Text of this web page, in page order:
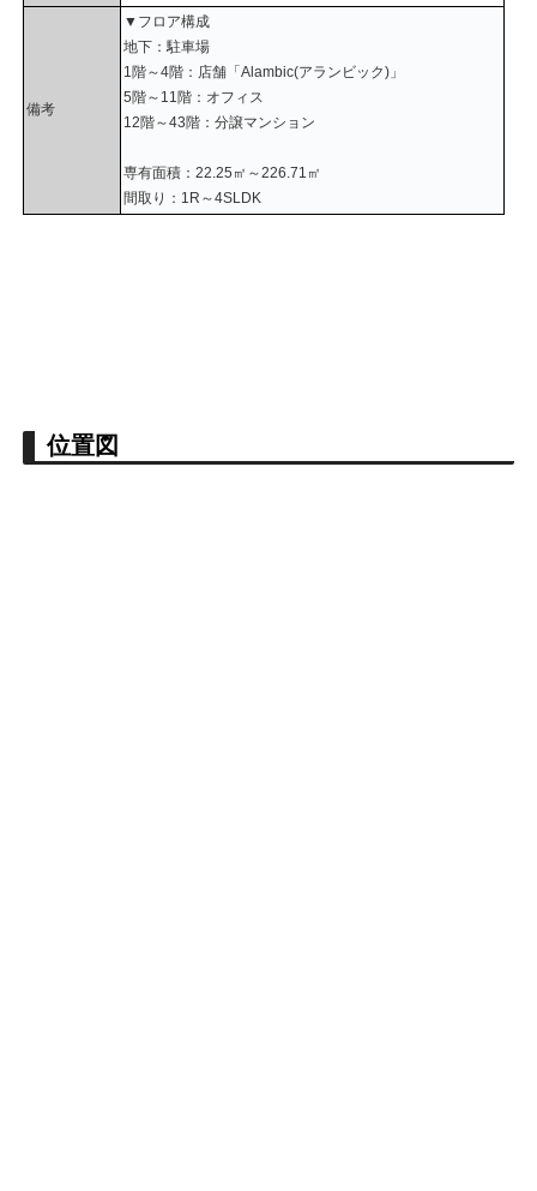
備考
▼フロア構成
地下：駐車場
1階～4階：店舗「Alambic(アランビック)」
5階～11階：オフィス
12階～43階：分譲マンション
専有面積：22.25㎡～226.71㎡
間取り：1R～4SLDK
位置図